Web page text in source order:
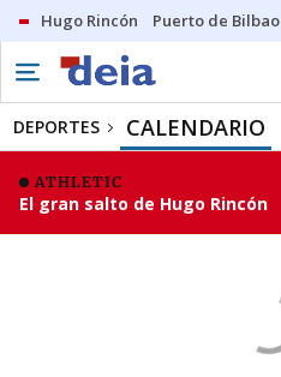
Hugo Rincón Puerto de Bilbao
DEPORTES CALENDARIO
ATHLETIC
El gran salto de Hugo Rincón